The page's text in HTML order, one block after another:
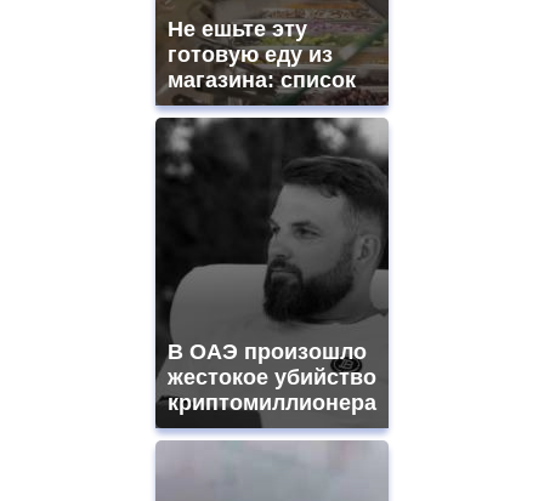
Не ешьте эту
готовую еду из
магазина: список
В ОАЭ произошло
жестокое убийство
криптомиллионера